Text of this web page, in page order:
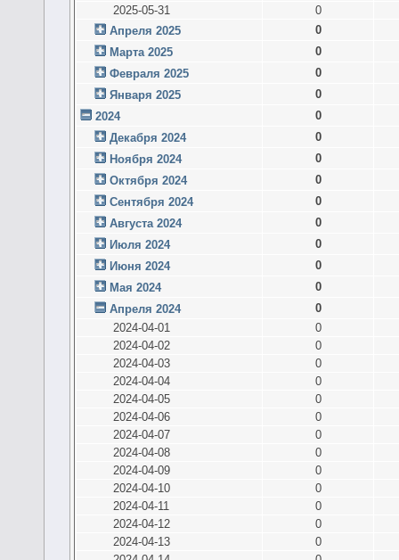
2025-05-31
0
Апреля 2025
0
Марта 2025
0
Февраля 2025
0
Января 2025
0
2024
0
Декабря 2024
0
Ноября 2024
0
Октября 2024
0
Сентября 2024
0
Августа 2024
0
Июля 2024
0
Июня 2024
0
Мая 2024
0
Апреля 2024
0
2024-04-01
0
2024-04-02
0
2024-04-03
0
2024-04-04
0
2024-04-05
0
2024-04-06
0
2024-04-07
0
2024-04-08
0
2024-04-09
0
2024-04-10
0
2024-04-11
0
2024-04-12
0
2024-04-13
0